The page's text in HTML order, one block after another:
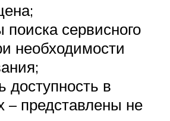
сервисного
необходимости
доступность в
– представлены не